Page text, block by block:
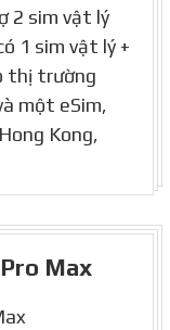
2 sim vật lý
1 sim vật lý +
thị trường
một eSim,
Kong,
Max